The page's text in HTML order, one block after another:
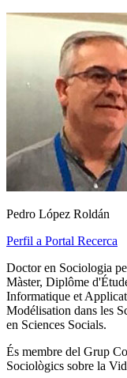
Pedro López Roldán
Perfil a Portal Recerca
Doctor en Sociologia
Màster, Diplôme
Informatique et
Modélisation dans les
en Sciences Socials.
És membre del Grup
Sociològics sobre la